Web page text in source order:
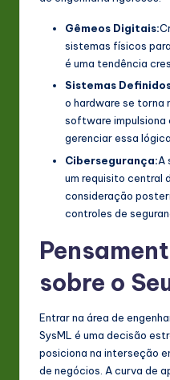
Gêmeos Digitais:
sistemas físicos
é uma tendência
Sistemas
o hardware se torna
software impulsiona
gerenciar essa
Cibersegurança:A
um requisito central
consideração
controles de
sobre o
Entrar na área de
SysML é uma decisão
posiciona na interseção
de negócios. A curva de